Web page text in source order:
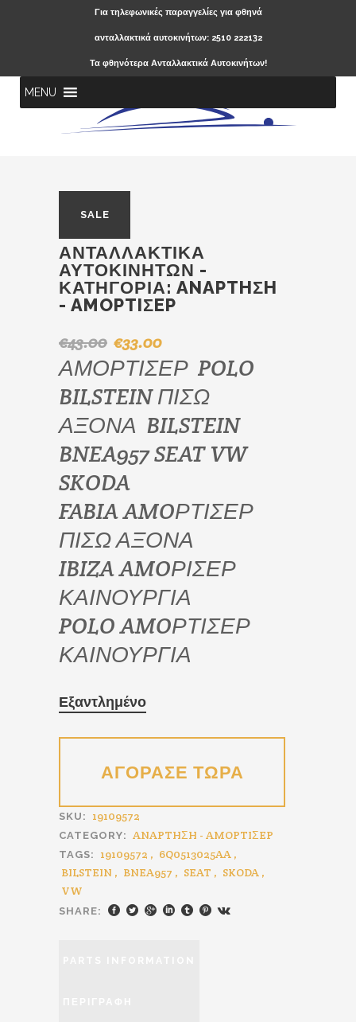
Για τηλεφωνικές παραγγελίες για φθηνά
ανταλλακτικά αυτοκινήτων: 2510 222132
Τα φθηνότερα Ανταλλακτικά Αυτοκινήτων!
MENU
SALE
ΑΝΤΑΛΛΑΚΤΙΚΆ
ΑΥΤΟΚΙΝΉΤΩΝ -
ΚΑΤΗΓΟΡΊΑ: ANAPTHΣH
- AMOPTIΣEP
€43.00 Original
price
was:
€43.00.
€33.00Η
τρέχουσα
τιμή
είναι:
€33.00.
ΑΜΟΡΤΙΣΕΡ POLO
BILSTEIN ΠΙΣΩ
ΑΞΟΝΑ BILSTEIN
BNEA957 SEAT VW
SKODA
FABIA AMOΡΤΙΣΕΡ
ΠΙΣΩ ΑΞΟΝΑ
IBIZA AMOΡΙΣΕΡ
ΚΑΙΝΟΥΡΓΙΑ
POLO AMOΡΤΙΣΕΡ
ΚΑΙΝΟΥΡΓΙΑ
Εξαντλημένο
SKU: 19109572
CATEGORY: ANAPTHΣH - AMOPTIΣEP
TAGS: 19109572 , 6Q0513025AA ,
BILSTEIN , BNEA957 , SEAT , SKODA ,
VW
SHARE: